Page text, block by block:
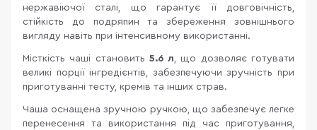
нержавіючої сталі, що гарантує її довговічність,
стійкість до подряпин та збереження зовнішнього
вигляду навіть при інтенсивному використанні.
Місткість чаші становить 5.6 л, що дозволяє готувати
великі порції інгредієнтів, забезпечуючи зручність при
приготуванні тесту, кремів та інших страв.
Чаша оснащена зручною ручкою, що забезпечує легке
перенесення та використання під час приготування,